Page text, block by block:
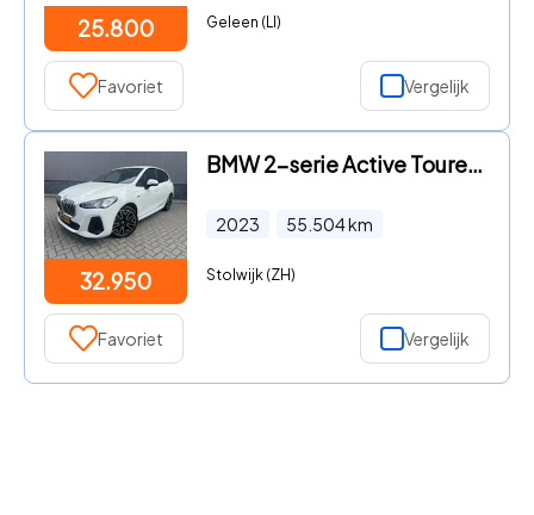
25.800 Geleen (LI)
Favoriet Vergelijk
32.950
BMW 2-serie Active Tourer - M-Sport 326PK plug in Ned auto
2023 55.504km
Stolwijk (ZH)
Favoriet Vergelijk